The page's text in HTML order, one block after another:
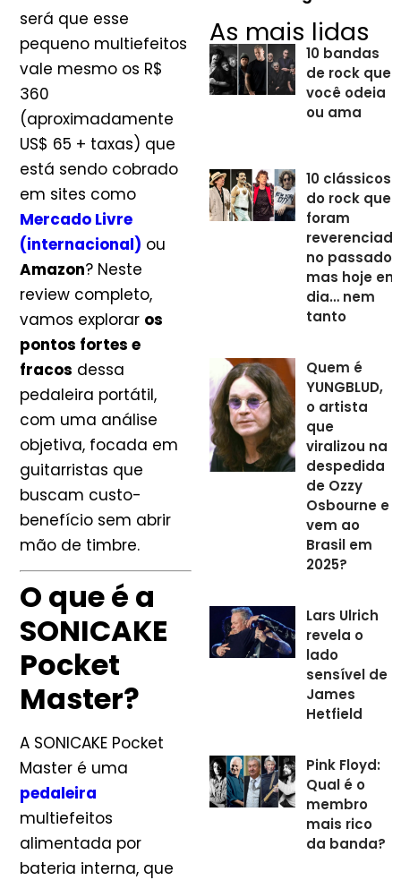
será que esse
pequeno multiefeitos
vale mesmo os R$
360
(aproximadamente
US$ 65 + taxas) que
está sendo cobrado
em sites como
Mercado Livre
(internacional) ou
Amazon? Neste
review completo,
vamos explorar os
pontos fortes e
fracos dessa
pedaleira portátil,
com uma análise
objetiva, focada em
guitarristas que
buscam custo-
benefício sem abrir
mão de timbre.
O que é a
SONICAKE
Pocket
Master?
A SONICAKE Pocket
Master é uma
pedaleira
multiefeitos
alimentada por
bateria interna, que
As mais lidas
10 bandas
de rock que
você odeia
ou ama
10 clássicos
do rock que
foram
no passado
mas hoje em
dia… nem
tanto
Quem é
YUNGBLUD,
o artista
que
viralizou na
despedida
de Ozzy
Osbourne e
vem ao
Brasil em
2025?
Lars Ulrich
revela o
lado
sensível de
James
Hetfield
Pink Floyd:
Qual é o
membro
mais rico
da banda?